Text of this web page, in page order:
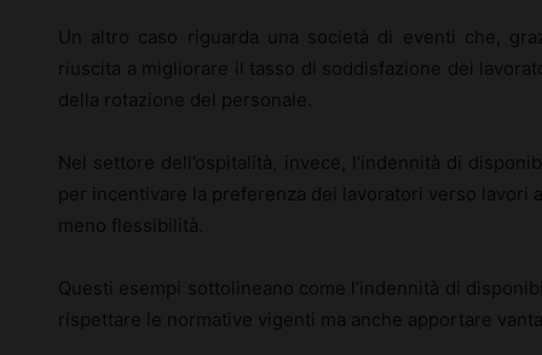
Un altro caso riguarda una società di eventi che,
riuscita a migliorare il tasso di soddisfazione dei
della rotazione del personale.
Nel settore dell’ospitalità, invece, l’indennità di
per incentivare la preferenza dei lavoratori verso lavori
meno flessibilità.
Questi esempi sottolineano come l’indennità di
rispettare le normative vigenti ma anche apportare